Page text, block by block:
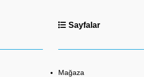
Sayfalar
Mağaza